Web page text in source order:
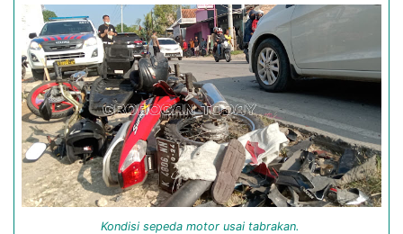
Kondisi sepeda motor usai tabrakan.